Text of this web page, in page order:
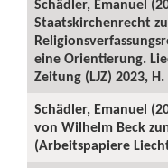
Schädler, Emanuel
Staatskirchenrecht
eine Orientierung.
Zeitung (LJZ) 2023,
Schädler, Emanuel
von Wilhelm Beck
(Arbeitspapiere